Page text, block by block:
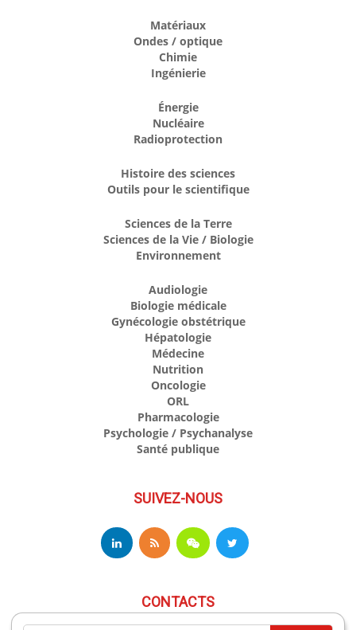
Matériaux
Ondes / optique
Chimie
Ingénierie
Énergie
Nucléaire
Radioprotection
Histoire des sciences
Outils pour le scientifique
Sciences de la Terre
Sciences de la Vie / Biologie
Environnement
Audiologie
Biologie médicale
Gynécologie obstétrique
Hépatologie
Médecine
Nutrition
Oncologie
ORL
Pharmacologie
Psychologie / Psychanalyse
Santé publique
SUIVEZ-NOUS
CONTACTS